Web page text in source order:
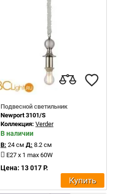
Подвесной светильник
Newport 3101/S
Коллекция: Verder
В наличии
В: 24 см Д: 8.2 см
E27 x 1 max 60W
Цена: 13 017 Р.
Купить